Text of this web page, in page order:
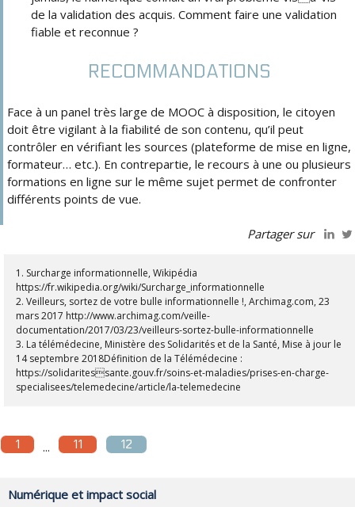
de la validation des acquis. Comment faire une validation
fiable et reconnue ?
RECOMMANDATIONS
Face à un panel très large de MOOC à disposition, le citoyen
doit être vigilant à la fiabilité de son contenu, qu’il peut
contrôler en vérifiant les sources (plateforme de mise en ligne,
formateur… etc.). En contrepartie, le recours à une ou plusieurs
formations en ligne sur le même sujet permet de confronter
différents points de vue.
Partager sur
1. Surcharge informationnelle, Wikipédia
https://fr.wikipedia.org/wiki/Surcharge_informationnelle
2. Veilleurs, sortez de votre bulle informationnelle !, Archimag.com, 23
mars 2017 http://www.archimag.com/veille-
documentation/2017/03/23/veilleurs-sortez-bulle-informationnelle
3. La télémédecine, Ministère des Solidarités et de la Santé, Mise à jour le
14 septembre 2018Définition de la Télémédecine :
https://solidaritessante.gouv.fr/soins-et-maladies/prises-en-charge-
specialisees/telemedecine/article/la-telemedecine
1 ... 11 12
Numérique et impact social